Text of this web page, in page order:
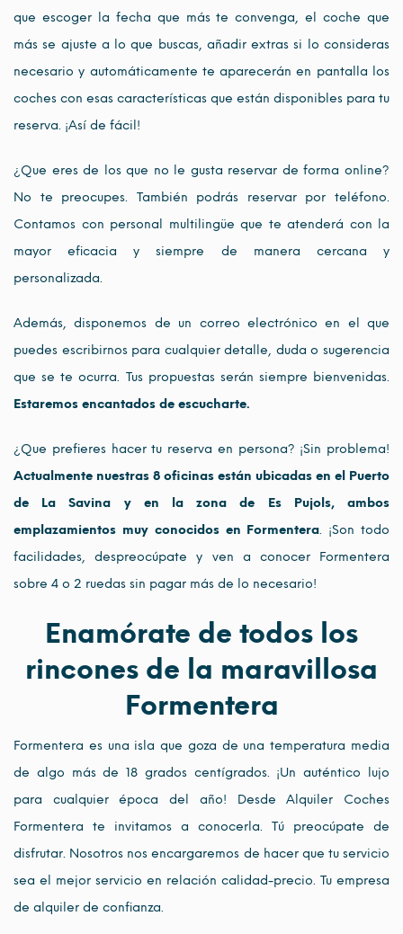
que escoger la fecha que más te convenga, el coche que
más se ajuste a lo que buscas, añadir extras si lo consideras
necesario y automáticamente te aparecerán en pantalla los
coches con esas características que están disponibles para tu
reserva. ¡Así de fácil!
¿Que eres de los que no le gusta reservar de forma online?
No te preocupes. También podrás reservar por teléfono.
Contamos con personal multilingüe que te atenderá con la
mayor eficacia y siempre de manera cercana y
personalizada.
Además, disponemos de un correo electrónico en el que
puedes escribirnos para cualquier detalle, duda o sugerencia
que se te ocurra. Tus propuestas serán siempre bienvenidas.
Estaremos encantados de escucharte.
¿Que prefieres hacer tu reserva en persona? ¡Sin problema!
Actualmente nuestras 8 oficinas están ubicadas en el Puerto
de La Savina y en la zona de Es Pujols, ambos
emplazamientos muy conocidos en Formentera. ¡Son todo
facilidades, despreocúpate y ven a conocer Formentera
sobre 4 o 2 ruedas sin pagar más de lo necesario!
Enamórate de todos los
rincones de la maravillosa
Formentera
Formentera es una isla que goza de una temperatura media
de algo más de 18 grados centígrados. ¡Un auténtico lujo
para cualquier época del año! Desde Alquiler Coches
Formentera te invitamos a conocerla. Tú preocúpate de
disfrutar. Nosotros nos encargaremos de hacer que tu servicio
sea el mejor servicio en relación calidad-precio. Tu empresa
de alquiler de confianza.